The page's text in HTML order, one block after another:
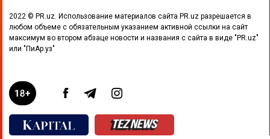
2022 © PR.uz. Использование материалов сайта PR.uz разрешается в
любом объеме с обязательным указанием активной ссылки на сайт
максимум во втором абзаце новости и названия с сайта в виде "PR.uz"
или "ПиАр.уз"